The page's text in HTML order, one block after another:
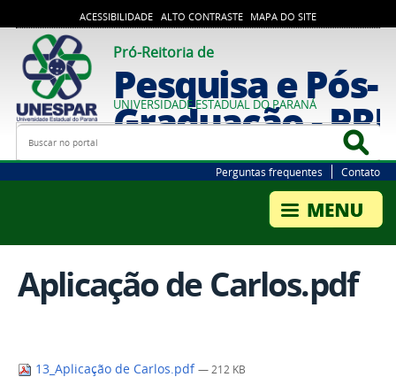
ACESSIBILIDADE ALTO CONTRASTE MAPA DO SITE
Pró-Reitoria de
Pesquisa e Pós-
Graduação -
UNIVERSIDADE ESTADUAL DO PARANÁ
Busca
Perguntas frequentes Contato
Aplicação de Carlos.pdf
13_Aplicação de Carlos.pdf — 212 KB